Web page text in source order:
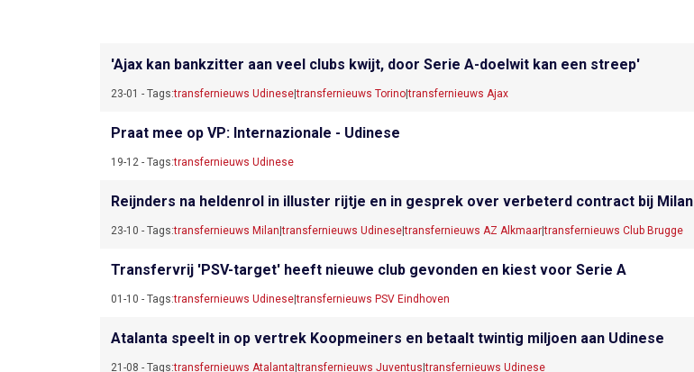
'Ajax kan bankzitter aan veel clubs kwijt, door Serie A-doelwit kan een streep'
23-01 - Tags:transfernieuws Udinese|transfernieuws Torino|transfernieuws Ajax
Praat mee op VP: Internazionale - Udinese
19-12 - Tags:transfernieuws Udinese
Reijnders na heldenrol in illuster rijtje en in gesprek over verbeterd contract bij Milan
23-10 - Tags:transfernieuws Milan |transfernieuws Udinese|transfernieuws AZ Alkmaar|transfernieuws Club Brugge
Transfervrij 'PSV-target' heeft nieuwe club gevonden en kiest voor Serie A
01-10 - Tags:transfernieuws Udinese|transfernieuws PSV Eindhoven
Atalanta speelt in op vertrek Koopmeiners en betaalt twintig miljoen aan Udinese
21-08 - Tags:transfernieuws Atalanta |transfernieuws Juventus |transfernieuws Udinese